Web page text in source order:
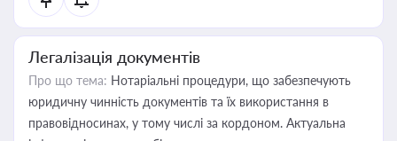
Легалізація документів
Про що тема: Нотаріальні процедури, що забезпечують
юридичну чинність документів та їх використання в
правовідносинах, у тому числі за кордоном. Актуальна